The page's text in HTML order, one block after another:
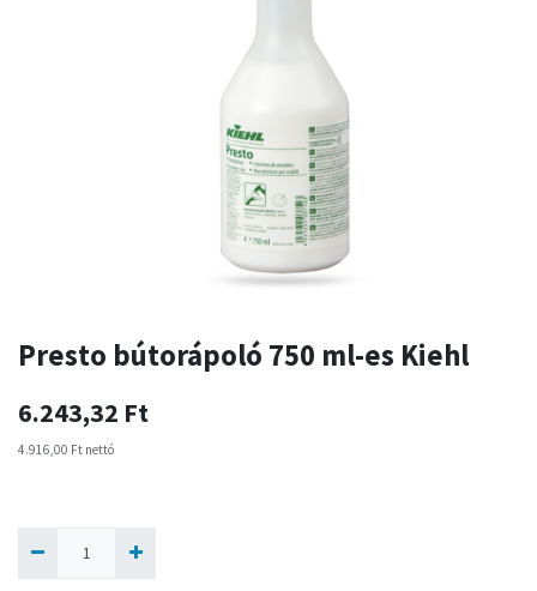
Presto bútorápoló 750 ml-es Kiehl
6.243,32 Ft
4.916,00 Ft nettó